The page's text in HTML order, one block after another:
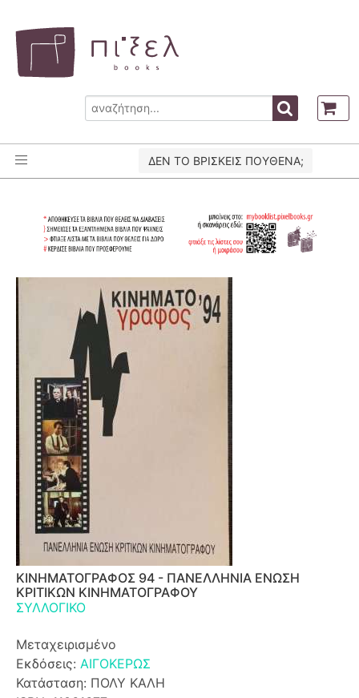
ΔΕΝ ΤΟ ΒΡΙΣΚΕΙΣ ΠΟΥΘΕΝΑ;
ΚΙΝΗΜΑΤΟΓΡΑΦΟΣ 94 - ΠΑΝΕΛΛΗΝΙΑ ΕΝΩΣΗ
ΚΡΙΤΙΚΩΝ ΚΙΝΗΜΑΤΟΓΡΑΦΟΥ
ΣΥΛΛΟΓΙΚΟ
Μεταχειρισμένο
Εκδόσεις: ΑΙΓΟΚΕΡΩΣ
Κατάσταση: ΠΟΛΥ ΚΑΛΗ